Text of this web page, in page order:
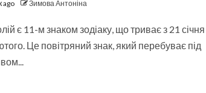
ago Зимова Антоніна
є 11-м знаком зодіаку, що триває з 21
Це повітряний знак, який перебуває під